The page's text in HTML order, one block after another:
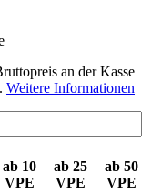
an der Kasse
Weitere Informationen
ab 10
VPE
ab 25
VPE
ab 50
VPE